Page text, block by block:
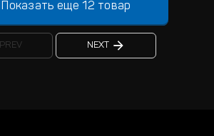
Показать еще 12 товар
PREV NEXT